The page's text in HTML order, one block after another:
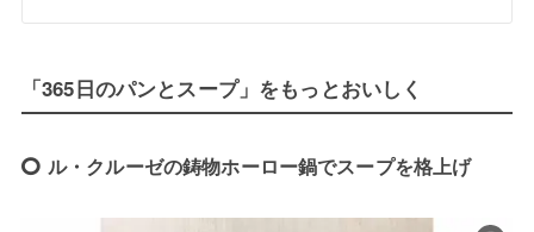
「365日のパンとスープ」をもっとおいしく
ル・クルーゼの鋳物ホーロー鍋でスープを格上げ